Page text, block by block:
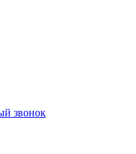
звонок